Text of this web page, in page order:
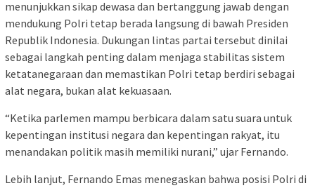
menunjukkan sikap dewasa dan bertanggung jawab dengan
mendukung Polri tetap berada langsung di bawah Presiden
Republik Indonesia. Dukungan lintas partai tersebut dinilai
sebagai langkah penting dalam menjaga stabilitas sistem
ketatanegaraan dan memastikan Polri tetap berdiri sebagai
alat negara, bukan alat kekuasaan.
“Ketika parlemen mampu berbicara dalam satu suara untuk
kepentingan institusi negara dan kepentingan rakyat, itu
menandakan politik masih memiliki nurani,” ujar Fernando.
Lebih lanjut, Fernando Emas menegaskan bahwa posisi Polri di